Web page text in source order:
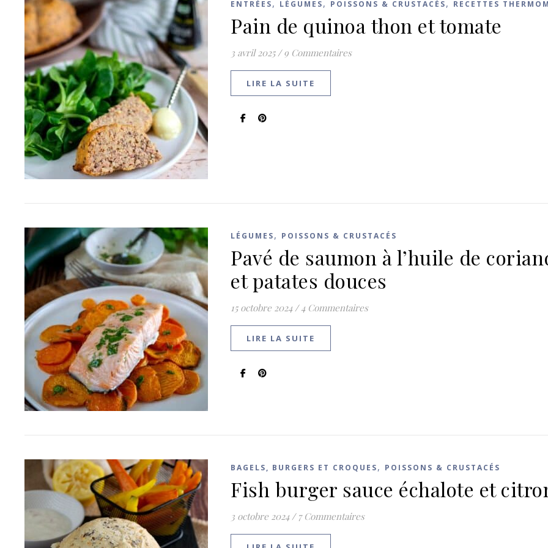
ENTRÉES, LÉGUMES, POISSONS & CRUSTACÉS, RECETTES
Pain de quinoa thon et tomate
3 avril 2025 / 9 Commentaires
LIRE LA SUITE
LÉGUMES, POISSONS & CRUSTACÉS
Pavé de saumon à l’huile de
et patates douces
15 octobre 2024 / 4 Commentaires
LIRE LA SUITE
BAGELS, BURGERS ET CROQUES, POISSONS & CRUSTACÉS
Fish burger sauce échalote et
3 octobre 2024 / 7 Commentaires